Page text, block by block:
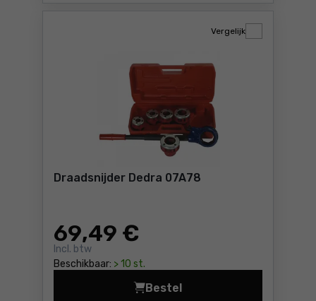
Draadsnijder Dedra 07A78
69,49 €
Incl. btw
Beschikbaar: > 10 st.
Vergelijk
Bestel
Draadsnijder Dedra 07A78